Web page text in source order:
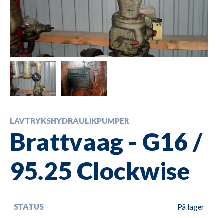
LAVTRYKSHYDRAULIKPUMPER
Brattvaag - G16 /
95.25 Clockwise
STATUS På lager